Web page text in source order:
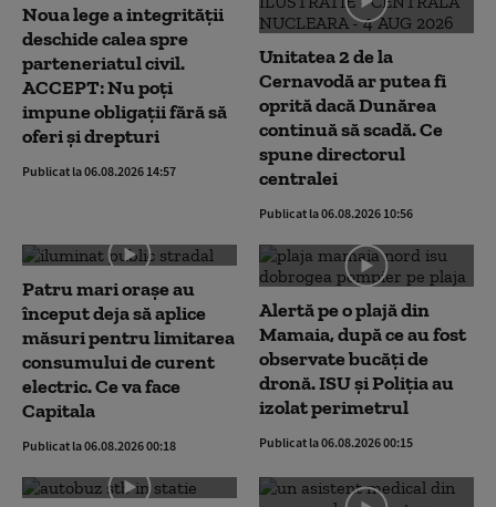
Noua lege a integrității
deschide calea spre
parteneriatul civil.
ACCEPT: Nu poți
impune obligații fără să
oferi și drepturi
Publicat la 06.08.2026 14:57
Unitatea 2 de la
Cernavodă ar putea fi
oprită dacă Dunărea
continuă să scadă. Ce
spune directorul
centralei
Publicat la 06.08.2026 10:56
Patru mari orașe au
început deja să aplice
măsuri pentru limitarea
consumului de curent
electric. Ce va face
Capitala
Publicat la 06.08.2026 00:18
Alertă pe o plajă din
Mamaia, după ce au fost
observate bucăți de
dronă. ISU și Poliția au
izolat perimetrul
Publicat la 06.08.2026 00:15